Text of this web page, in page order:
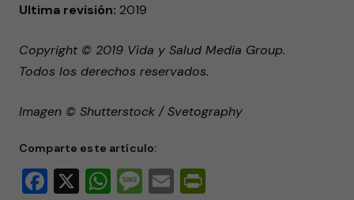
Ultima revisión: 2019
Copyright © 2019 Vida y Salud Media Group.
Todos los derechos reservados.
Imagen © Shutterstock / Svetography
Comparte este artículo:
Facebook
X WhatsApp
Message
Email